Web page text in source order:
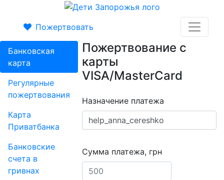
Пожертвовать
Банковская
карта
Регулярные
пожертвования
Карта
Приватбанка
Банковские
счета в
гривнах
Пожертвование с
карты
VISA/MasterCard
Назначение платежа
Сумма платежа, грн